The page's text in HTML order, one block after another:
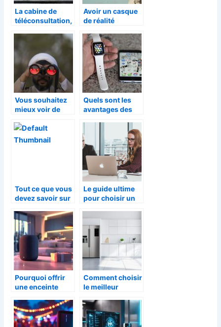
La cabine de
téléconsultation,
les patients
Avoir un casque
de réalité
Vous souhaitez
mieux voir de
vous comme il se
doit
Quels sont les
avantages des
Tout ce que vous
devez savoir sur
Le guide ultime
pour choisir un
visioconference
complet pour
votre entreprise
Pourquoi offrir
une enceinte
la fête des pères
Comment choisir
le meilleur
pour équiper
votre maison